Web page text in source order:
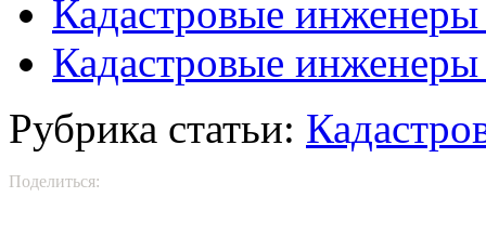
Кадастровые
Кадастровые
Рубрика статьи:
Поделиться: